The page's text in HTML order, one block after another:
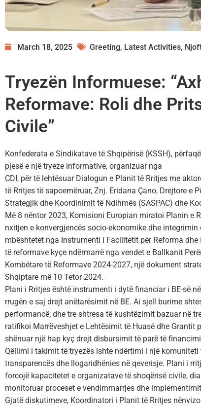
March 18, 2025 Greeting, Latest Activities,
Tryezën Informuese:
Reformave: Roli dhe
Civile”
Konfederata e Sindikatave të Shqipërisë (KSSH),
pjesë e një tryeze informative, organizuar nga
CDI, për të lehtësuar Dialogun e Planit të Rritjes me
të Rritjes të sapoemëruar, Znj. Eridana Çano, Drejtore e
Strategjik dhe Koordinimit të Ndihmës (SASPAC) dhe
Më 8 nëntor 2023, Komisioni Europian miratoi Planin e
nxitjen e konvergjencës socio-ekonomike dhe
mbështetet nga Instrumenti i Facilitetit për Reforma
të reformave kyçe ndërmarrë nga vendet e Ballkanit
Kombëtare të Reformave 2024-2027, një dokument
Shqiptare më 10 Tetor 2024.
Plani i Rritjes është instrumenti i dytë financiar i BE-së
rrugën e saj drejt anëtarësimit në BE. Ai sjell burime
performancë; dhe tre shtresa të kushtëzimit bazuar në
ratifikoi Marrëveshjet e Lehtësimit të Huasë dhe Grantit
shënuar një hap kyç drejt disbursimit të parë të
Qëllimi i takimit të tryezës ishte ndërtimi i një
transparencës dhe llogaridhënies në qeverisje. Plani i
forcojë kapacitetet e organizatave të shoqërisë civile,
monitoruar proceset e vendimmarrjes dhe
Gjatë diskutimeve, Koordinatori i Planit të Rritjes